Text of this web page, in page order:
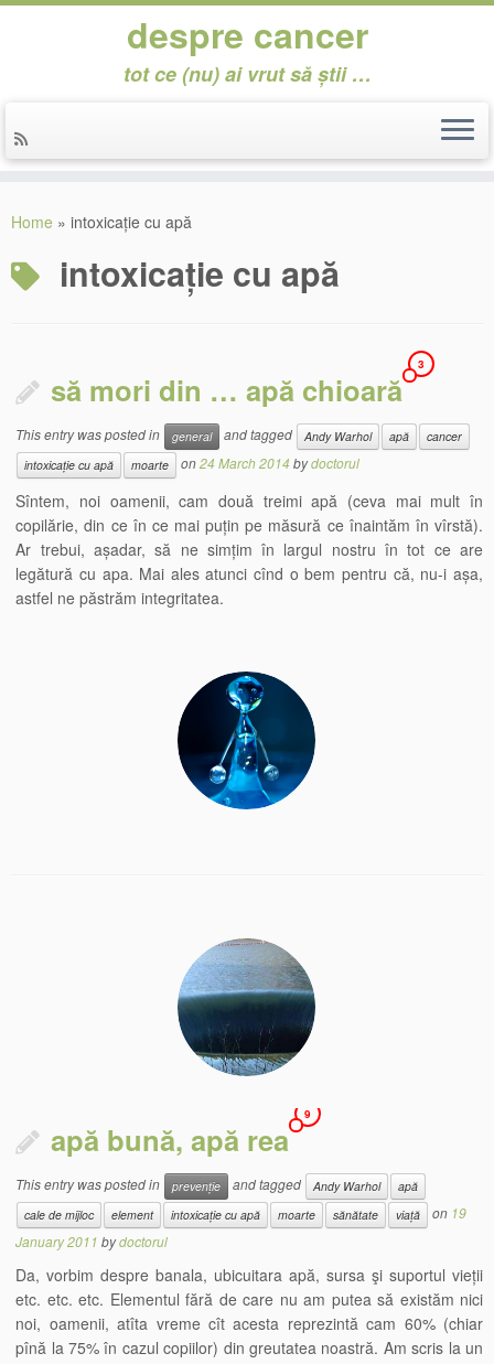
despre cancer
tot ce (nu) ai vrut să știi …
Home » intoxicație cu apă
intoxicație cu apă
să mori din … apă chioară
3
This entry was posted in general and tagged Andy Warhol apă
cancer
intoxicație cu apă
moarte on24 March 2014 bydoctorul
Sîntem, noi oamenii, cam două treimi apă (ceva mai mult în
copilărie, din ce în ce mai puțin pe măsură ce înaintăm în vîrstă).
Ar trebui, așadar, să ne simțim în largul nostru în tot ce are
legătură cu apa. Mai ales atunci cînd o bem pentru că, nu-i așa,
astfel ne păstrăm integritatea.
apă bună, apă rea
9
This entry was posted in prevenție and tagged Andy Warhol
apă
cale de mijloc
element intoxicație cu apă moarte sănătate viață on 19
January 2011 bydoctorul
Da, vorbim despre banala, ubicuitara apă, sursa şi suportul vieții
etc. etc. etc. Elementul fără de care nu am putea să existăm nici
noi, oamenii, atîta vreme cît acesta reprezintă cam 60% (chiar
pînă la 75% în cazul copiilor) din greutatea noastră. Am scris la un